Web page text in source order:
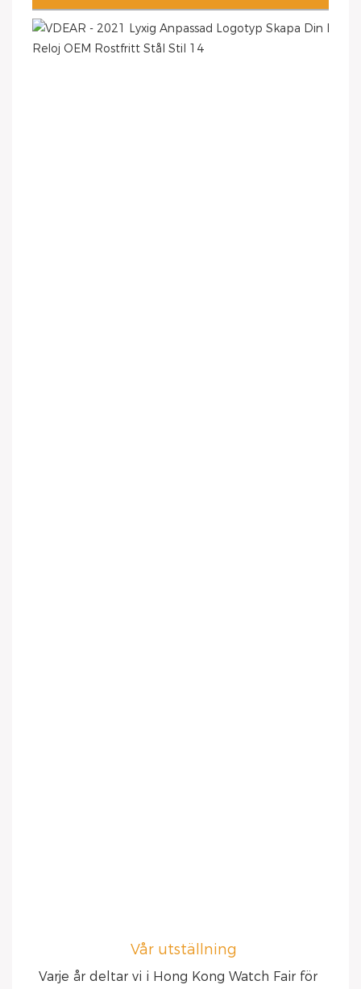
Vår utställning
Varje år deltar vi i Hong Kong Watch Fair för